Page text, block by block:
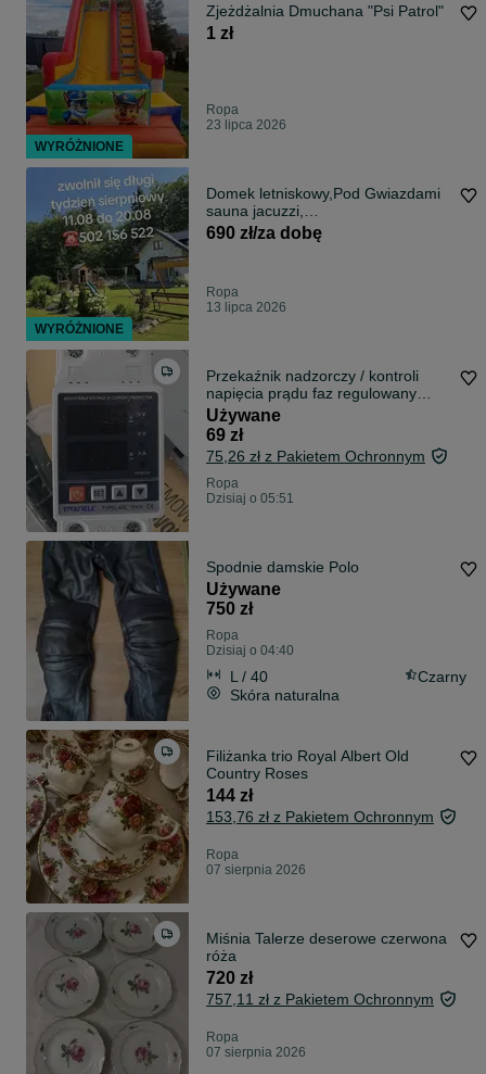
Zjeżdżalnia Dmuchana "Psi Patrol"
1 zł
Ropa
23 lipca 2026
Domek letniskowy,Pod Gwiazdami
sauna jacuzzi,
kawalerski,panieński,
690 zł/za dobę
Ropa
13 lipca 2026
Przekaźnik nadzorczy / kontroli
napięcia prądu faz regulowany
TVPS1-63C (63A)
Używane
69 zł
75,26 zł z Pakietem Ochronnym
Ropa
Dzisiaj o 05:51
Spodnie damskie Polo
Używane
750 zł
Ropa
Dzisiaj o 04:40
L / 40
Czarny
Skóra naturalna
Filiżanka trio Royal Albert Old
Country Roses
144 zł
153,76 zł z Pakietem Ochronnym
Ropa
07 sierpnia 2026
Miśnia Talerze deserowe czerwona
róża
720 zł
757,11 zł z Pakietem Ochronnym
Ropa
07 sierpnia 2026
WYRÓŻNIONE
WYRÓŻNIONE